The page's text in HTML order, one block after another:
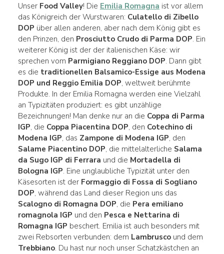
Unser Food Valley! Die Emilia Romagna ist vor allem
das Königreich der Wurstwaren: Culatello di Zibello
DOP über allen anderen, aber nach dem König gibt es
den Prinzen, den Prosciutto Crudo di Parma DOP. Ein
weiterer König ist der der italienischen Käse: wir
sprechen vom Parmigiano Reggiano DOP. Dann gibt
es die traditionellen Balsamico-Essige aus Modena
DOP und Reggio Emilia DOP, weltweit berühmte
Produkte. In der Emilia Romagna werden eine Vielzahl
an Typizitäten produziert: es gibt unzählige
Bezeichnungen! Man denke nur an die Coppa di Parma
IGP, die Coppa Piacentina DOP, den Cotechino di
Modena IGP, das Zampone di Modena IGP, den
Salame Piacentino DOP, die mittelalterliche Salama
da Sugo IGP di Ferrara und die Mortadella di
Bologna IGP. Eine unglaubliche Typizität unter den
Käsesorten ist der Formaggio di Fossa di Sogliano
DOP, während das Land dieser Region uns das
Scalogno di Romagna DOP, die Pera emiliano
romagnola IGP und den Pesca e Nettarina di
Romagna IGP beschert. Emilia ist auch besonders mit
zwei Rebsorten verbunden: dem Lambruscound dem
Trebbiano. Du hast nur noch unser Schatzkästchen an